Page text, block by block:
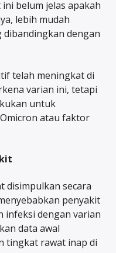
belum jelas apakah
lebih mudah
dengan
telah meningkat di
varian ini, tetapi
untuk
atau faktor
disimpulkan secara
penyakit
infeksi dengan varian
data awal
tingkat rawat inap di